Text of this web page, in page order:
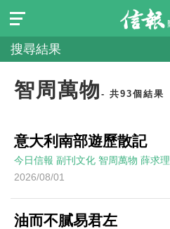
搜尋結果
智周萬物 - 共93個結果
意大利南部遊歷散記
今日信報 副刊文化 智周萬物 薛求理
2026/08/01
油而不膩易君左